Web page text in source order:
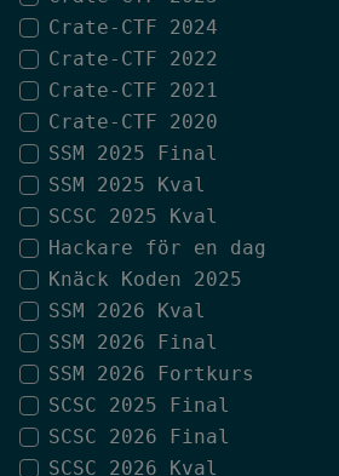
Crate-CTF 2024
Crate-CTF 2022
Crate-CTF 2021
Crate-CTF 2020
SSM 2025 Final
SSM 2025 Kval
SCSC 2025 Kval
Hackare för en dag
Knäck Koden 2025
SSM 2026 Kval
SSM 2026 Final
SSM 2026 Fortkurs
SCSC 2025 Final
SCSC 2026 Final
SCSC 2026 Kval